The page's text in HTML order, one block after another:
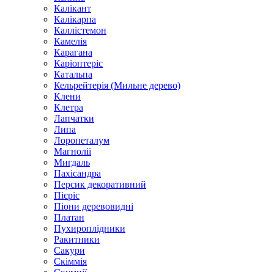
Калікант
Калікарпа
Каллістемон
Камелія
Карагана
Каріоптеріс
Катальпа
Кельрейтерія (Мильне дерево)
Клени
Клетра
Лапчатки
Липа
Лоропеталум
Магнолії
Мигдаль
Пахісандра
Персик декоративний
Пієріс
Піони деревовидні
Платан
Пухироплідники
Ракитники
Сакури
Скіммія